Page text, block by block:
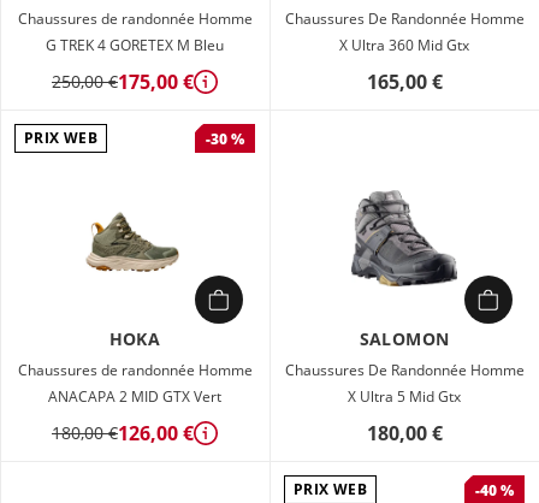
Chaussures de randonnée Homme
G TREK 4 GORETEX M Bleu
250,00 €175,00 € Détails
Chaussures De Randonnée Homme
X Ultra 360 Mid Gtx
165,00 €
PRIX WEB -30 %
HOKA
Chaussures de randonnée Homme
ANACAPA 2 MID GTX Vert
180,00 €126,00 € Détails
SALOMON
Chaussures De Randonnée Homme
X Ultra 5 Mid Gtx
180,00 €
PRIX WEB -40 %